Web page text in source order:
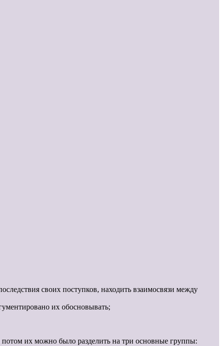
своих поступков, находить взаимосвязи между
их обосновывать;
их можно было разделить на три основные группы: